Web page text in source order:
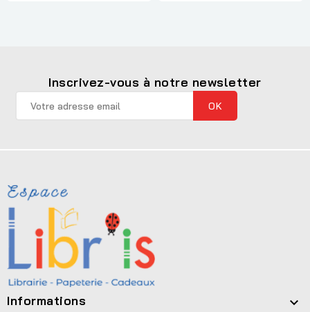
Inscrivez-vous à notre newsletter
Informations 